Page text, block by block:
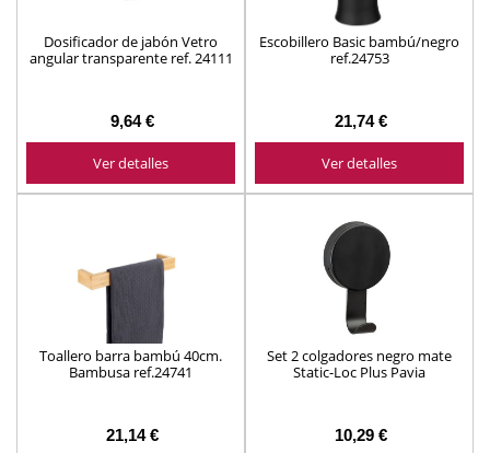
Dosificador de jabón Vetro
angular transparente ref. 24111
9,64 €
Ver detalles
Escobillero Basic bambú/negro
ref.24753
21,74 €
Ver detalles
Toallero barra bambú 40cm.
Bambusa ref.24741
21,14 €
Set 2 colgadores negro mate
Static-Loc Plus Pavia
10,29 €